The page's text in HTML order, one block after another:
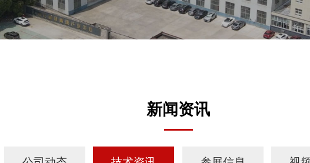
新闻资讯